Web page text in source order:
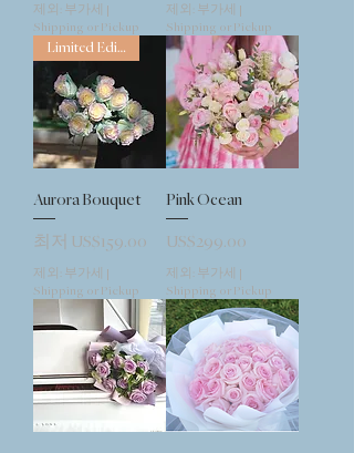
제외: 부가세
|
Shipping or Pickup
제외: 부가세
|
Shipping or Pickup
Limited Edition
Aurora Bouquet
최저 US$159.00
할인가
제외: 부가세
|
Shipping or Pickup
Pink Ocean
가격
US$299.00
제외: 부가세
|
Shipping or Pickup